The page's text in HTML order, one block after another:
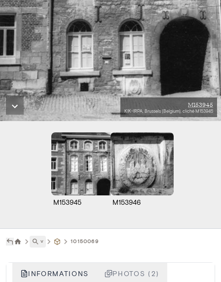
M153945
KIK-IRPA, Brussels (Belgium), cliché M153945
M153945 M153946
˅ 10150069
INFORMATIONS PHOTOS (2)